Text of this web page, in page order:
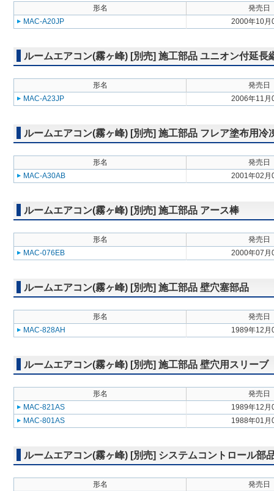
形名
発売日
MAC-A20JP
2000年10月
ルームエアコン(霧ヶ峰) [別売] 施工部品 ユニオン付延長
形名
発売日
MAC-A23JP
2006年11月
ルームエアコン(霧ヶ峰) [別売] 施工部品 フレア塗布用冷
形名
発売日
MAC-A30AB
2001年02月
ルームエアコン(霧ヶ峰) [別売] 施工部品 アース棒
形名
発売日
MAC-076EB
2000年07月
ルームエアコン(霧ヶ峰) [別売] 施工部品 壁穴塞部品
形名
発売日
MAC-828AH
1989年12月
ルームエアコン(霧ヶ峰) [別売] 施工部品 壁穴用スリーブ
形名
発売日
MAC-821AS
1989年12月
MAC-801AS
1988年01月
ルームエアコン(霧ヶ峰) [別売] システムコントロール部
形名
発売日